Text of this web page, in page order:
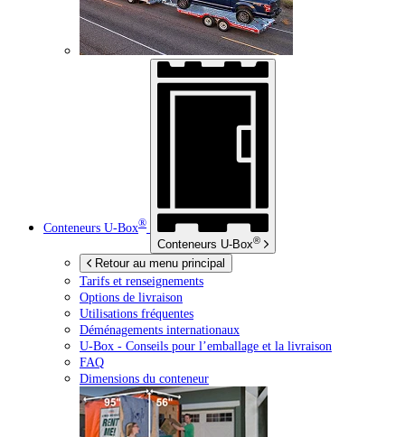
Conteneurs U-Box®
Conteneurs U-Box®
Retour au menu principal
Tarifs et renseignements
Options de livraison
Utilisations fréquentes
Déménagements internationaux
U-Box - Conseils pour l’emballage et la livraison
FAQ
Dimensions du conteneur